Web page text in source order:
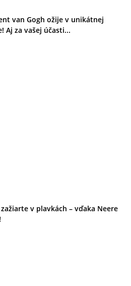
van Gogh ožije v unikátnej
Aj za vašej účasti...
v plavkách – vďaka Neere